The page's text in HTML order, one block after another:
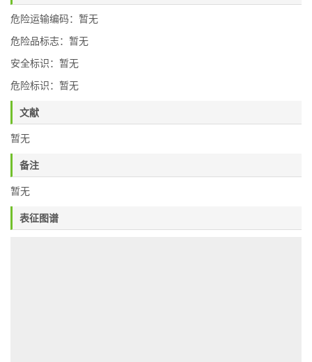
危险运输编码：暂无
危险品标志：暂无
安全标识：暂无
危险标识：暂无
文献
暂无
备注
暂无
表征图谱